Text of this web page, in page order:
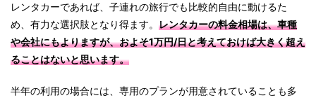
レンタカーであれば、子連れの旅行でも比較的自由に動けるた
め、有力な選択肢となり得ます。 レンタカーの料金相場は、車種
や会社にもよりますが、およそ1万円/日と考えておけば大きく超え
ることはないと思います。
半年の利用の場合には、専用のプランが用意されていることも多